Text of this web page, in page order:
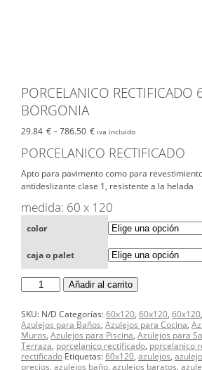
PORCELANICO RECTIFICADO
BORGONIA
29.84 €–786.50 € iva incluido
PORCELANICO RECTIFICADO
Apto para pavimento como para
antideslizante clase 1, resistente a la helada
medida: 60 x 120
color
caja o palet
PORCELANICO
RECTIFICADO
BORGONIA
cantidad
Añadir al carrito
SKU: N/D Categorías:60x120, 60x120, 60x120,
Azulejos para Baños, Azulejos para Cocina,
Muros, Azulejos para Piscina, Azulejos para
Terraza, porcelanico rectificado, porcelanico
rectificado Etiquetas:60x120, azulejos,
precios, azulejos baño, azulejos baratos,